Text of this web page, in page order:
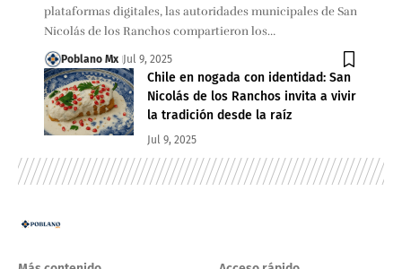
plataformas digitales, las autoridades municipales de San
Nicolás de los Ranchos compartieron los…
Poblano Mx Jul 9, 2025
Chile en nogada con identidad: San
Nicolás de los Ranchos invita a vivir
la tradición desde la raíz
Jul 9, 2025